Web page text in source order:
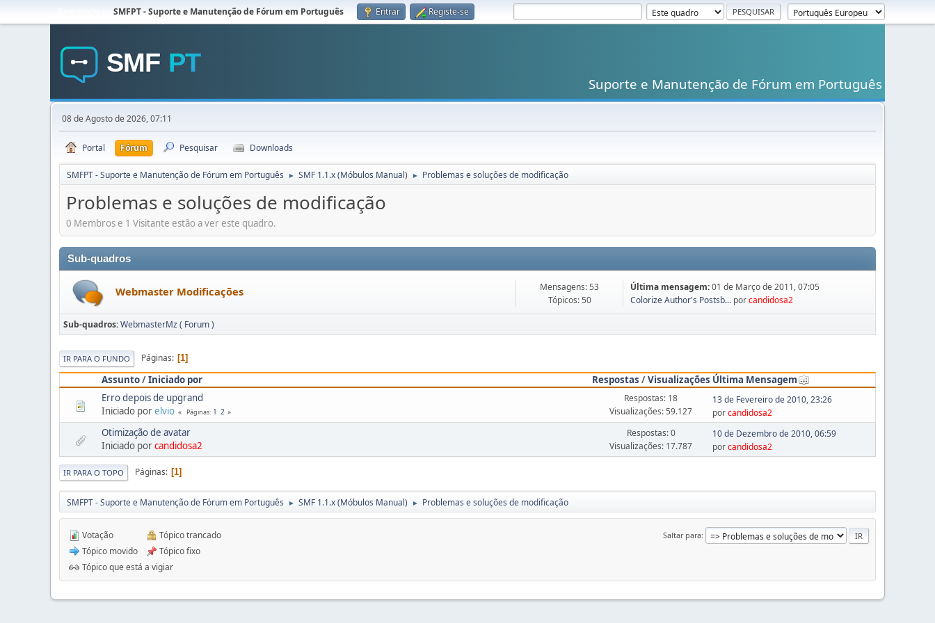
SMFPT - Suporte e Manutenção de Fórum em Português Entrar Registe-se
Suporte e Manutenção de Fórum em Português
08 de Agosto de 2026, 07:11
Portal Fórum Pesquisar Downloads
SMFPT - Suporte e Manutenção de Fórum em Português ► SMF 1.1.x (Móbulos Manual) ► Problemas e soluções de modificação
Problemas e soluções de modificação
0 Membros e 1 Visitante estão a ver este quadro.
Sub-quadros
Webmaster Modificações
Mensagens: 53
Tópicos: 50
Última mensagem:01 de Março de 2011, 07:05
Colorize Author's Postsb... porcandidosa2
Sub-quadros WebmasterMz ( Forum )
IR PARA O FUNDO Páginas 1
Assunto/Iniciado por Respostas /Visualizações Última Mensagem
Erro depois de upgrand
Iniciado porelvio Páginas 1 2
Respostas: 18
Visualizações: 59.127
13 de Fevereiro de 2010, 23:26
porcandidosa2
Otimização de avatar
Iniciado porcandidosa2
Respostas: 0
Visualizações: 17.787
10 de Dezembro de 2010, 06:59
porcandidosa2
IR PARA O TOPO Páginas 1
SMFPT - Suporte e Manutenção de Fórum em Português ► SMF 1.1.x (Móbulos Manual) ► Problemas e soluções de modificação
Saltar para
Votação
Tópico movido
Tópico trancado
Tópico fixo
Tópico que está a vigiar